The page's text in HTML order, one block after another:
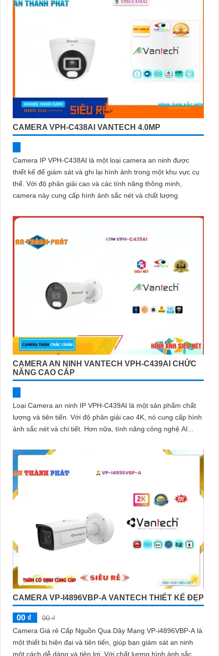
CAMERA VPH-C438AI VANTECH 4.0MP
Camera IP VPH-C438AI là một loại camera an ninh được
thiết kế để giám sát và ghi lại hình ảnh trong một khu vực cụ
thể. Với độ phân giải cao và các tính năng thông minh,
camera này cung cấp hình ảnh sắc nét và chất lượng
CAMERA AN NINH VANTECH VPH-C439AI CHỨC
NĂNG CAO CẤP
Loại Camera an ninh IP VPH-C439AI là một sản phẩm chất
lượng và tiên tiến. Với độ phân giải cao 4K, nó cung cấp hình
ảnh sắc nét và chi tiết. Hơn nữa, tính năng công nghệ AI...
CAMERA VP-I4896VBP-A VANTECH THIẾT KẾ ĐẸP
00 ₫
00 ₫
Camera Giá rẻ Cấp Nguồn Qua Dây Mạng VP-i4896VBP-A là
một thiết bị hiện đại và tiên tiến, giúp bạn giám sát an ninh
một cách dễ dàng và tiện lợi. Với chất lượng hình ảnh sắc